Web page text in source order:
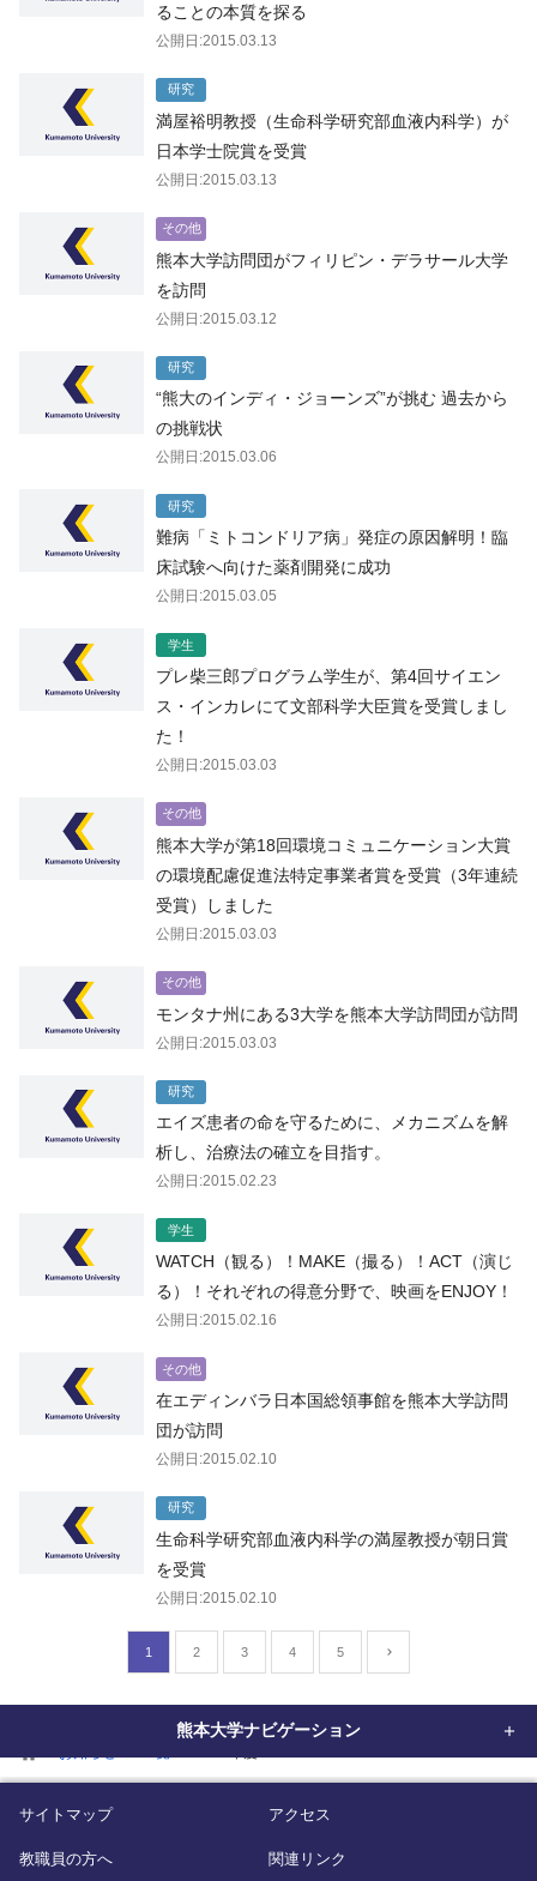
home
ることの本質を探る
公開日:2015.03.13
研究
満屋裕明教授（生命科学研究部血液内科学）が
日本学士院賞を受賞
公開日:2015.03.13
その他
熊本大学訪問団がフィリピン・デラサール大学
を訪問
公開日:2015.03.12
研究
“熊大のインディ・ジョーンズ”が挑む 過去から
の挑戦状
公開日:2015.03.06
研究
難病「ミトコンドリア病」発症の原因解明！臨
床試験へ向けた薬剤開発に成功
公開日:2015.03.05
学生
プレ柴三郎プログラム学生が、第4回サイエン
ス・インカレにて文部科学大臣賞を受賞しまし
た！
公開日:2015.03.03
その他
熊本大学が第18回環境コミュニケーション大賞
の環境配慮促進法特定事業者賞を受賞（3年連続
受賞）しました
公開日:2015.03.03
その他
モンタナ州にある3大学を熊本大学訪問団が訪問
公開日:2015.03.03
研究
エイズ患者の命を守るために、メカニズムを解
析し、治療法の確立を目指す。
公開日:2015.02.23
学生
WATCH（観る）！MAKE（撮る）！ACT（演じ
る）！それぞれの得意分野で、映画をENJOY！
公開日:2015.02.16
その他
在エディンバラ日本国総領事館を熊本大学訪問
団が訪問
公開日:2015.02.10
研究
生命科学研究部血液内科学の満屋教授が朝日賞
を受賞
公開日:2015.02.10
1 2 3 4 5
熊本大学ナビゲーション
サイトマップ アクセス
教職員の方へ 関連リンク